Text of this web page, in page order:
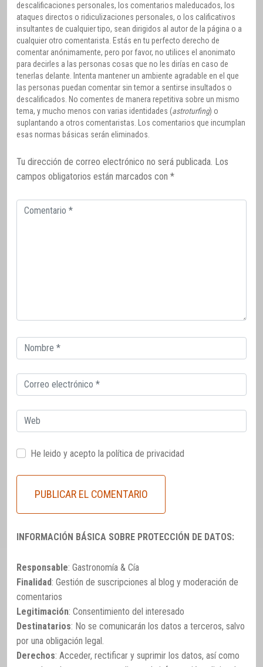
descalificaciones personales, los comentarios maleducados, los
ataques directos o ridiculizaciones personales, o los calificativos
insultantes de cualquier tipo, sean dirigidos al autor de la página o a
cualquier otro comentarista. Estás en tu perfecto derecho de
comentar anónimamente, pero por favor, no utilices el anonimato
para decirles a las personas cosas que no les dirías en caso de
tenerlas delante. Intenta mantener un ambiente agradable en el que
las personas puedan comentar sin temor a sentirse insultados o
descalificados. No comentes de manera repetitiva sobre un mismo
tema, y mucho menos con varias identidades (astroturfing) o
suplantando a otros comentaristas. Los comentarios que incumplan
esas normas básicas serán eliminados.
Tu dirección de correo electrónico no será publicada. Los
campos obligatorios están marcados con *
Comentario
Correo
electrónico
Correo
electrónico
Web
He leido y acepto la política de privacidad
INFORMACIÓN BÁSICA SOBRE PROTECCIÓN DE DATOS:
Responsable: Gastronomía & Cía
Finalidad: Gestión de suscripciones al blog y moderación de
comentarios
Legitimación: Consentimiento del interesado
Destinatarios: No se comunicarán los datos a terceros, salvo
por una obligación legal.
Derechos: Acceder, rectificar y suprimir los datos, así como